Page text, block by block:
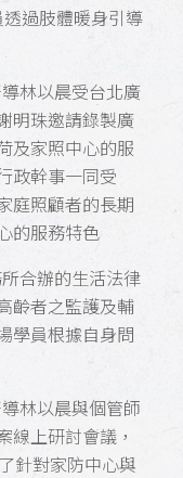
過肢體暖身引導
林以晨受台北廣
明珠邀請錄製廣
及家照中心的服
政幹事一同受
庭照顧者的長期
的服務特色
合辦的生活法律
齡者之監護及輔
學員根據自身問
林以晨與個管師
線上研討會議，
針對家防中心與